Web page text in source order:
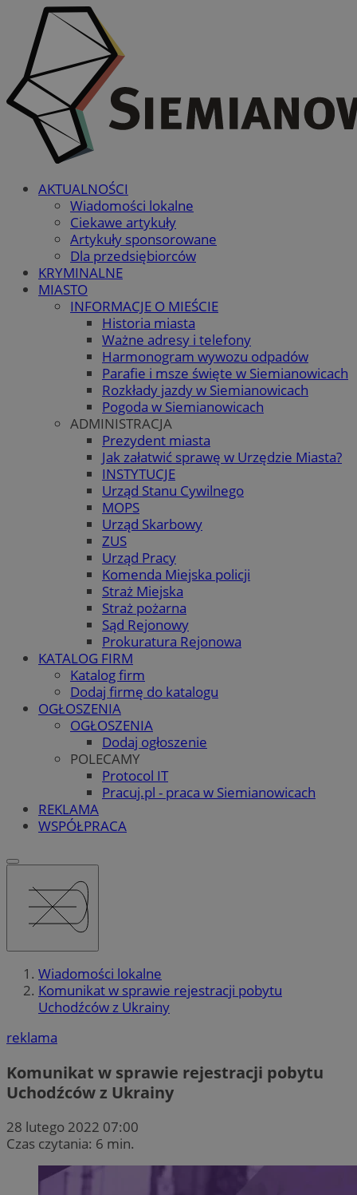
AKTUALNOŚCI
Wiadomości lokalne
Ciekawe artykuły
Artykuły sponsorowane
Dla przedsiębiorców
KRYMINALNE
MIASTO
INFORMACJE O MIEŚCIE
Historia miasta
Ważne adresy i telefony
Harmonogram wywozu odpadów
Parafie i msze święte w Siemianowicach
Rozkłady jazdy w Siemianowicach
Pogoda w Siemianowicach
ADMINISTRACJA
Prezydent miasta
Jak załatwić sprawę w Urzędzie Miasta?
INSTYTUCJE
Urząd Stanu Cywilnego
MOPS
Urząd Skarbowy
ZUS
Urząd Pracy
Komenda Miejska policji
Straż Miejska
Straż pożarna
Sąd Rejonowy
Prokuratura Rejonowa
KATALOG FIRM
Katalog firm
Dodaj firmę do katalogu
OGŁOSZENIA
OGŁOSZENIA
Dodaj ogłoszenie
POLECAMY
Protocol IT
Pracuj.pl - praca w Siemianowicach
REKLAMA
WSPÓŁPRACA
Wiadomości lokalne
Komunikat w sprawie rejestracji pobytu
Uchodźców z Ukrainy
reklama
Komunikat w sprawie rejestracji pobytu
Uchodźców z Ukrainy
28 lutego 2022 07:00
Czas czytania: 6 min.